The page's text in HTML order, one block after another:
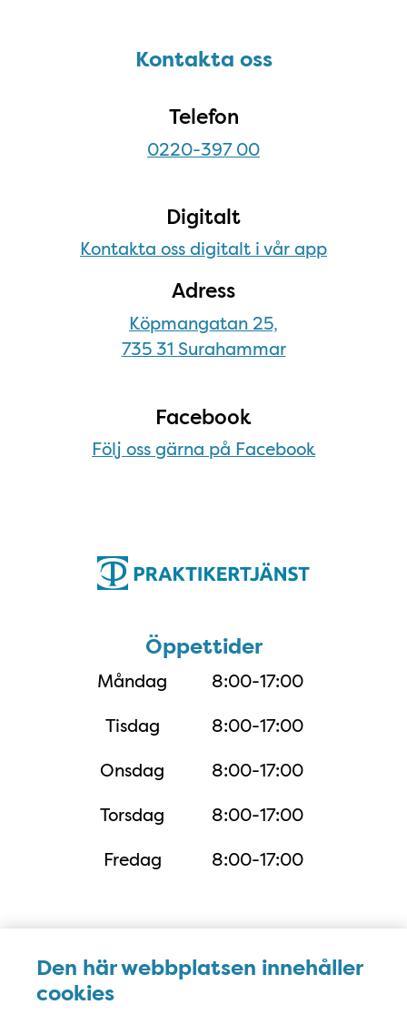
Den här webbplatsen innehåller
cookies
Kontakta ossKontakta oss
Telefon
0220-397 00
Digitalt
Kontakta oss digitalt i vår app
Adress
Köpmangatan 25,
735 31 Surahammar
Facebook
Följ oss gärna på Facebook
Öppettider
Måndag
8:00-17:00
Tisdag
8:00-17:00
Onsdag
8:00-17:00
Torsdag
8:00-17:00
Fredag
8:00-17:00
Karta